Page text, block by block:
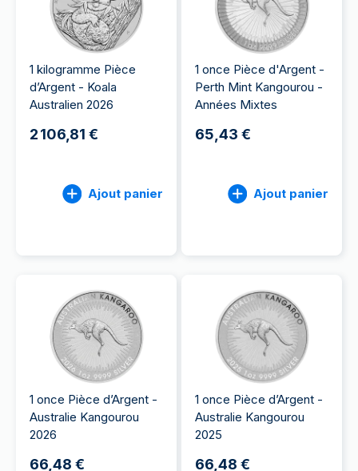
1 kilogramme Pièce
d’Argent - Koala
Australien 2026
2 106,81 €
Ajout panier
1 once Pièce d'Argent -
Perth Mint Kangourou -
Années Mixtes
65,43 €
Ajout panier
1 once Pièce d’Argent -
Australie Kangourou
2026
66,48 €
1 once Pièce d’Argent -
Australie Kangourou
2025
66,48 €